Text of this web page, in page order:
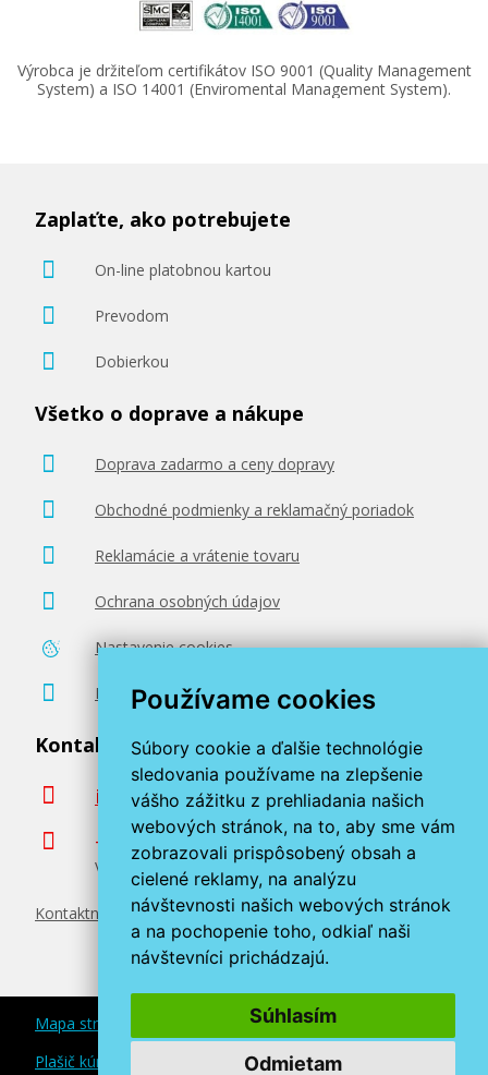
Používame cookies
Súbory cookie a ďalšie technológie
sledovania používame na zlepšenie
vášho zážitku z prehliadania našich
webových stránok, na to, aby sme vám
zobrazovali prispôsobený obsah a
cielené reklamy, na analýzu
návštevnosti našich webových stránok
a na pochopenie toho, odkiaľ naši
návštevníci prichádzajú.
Súhlasím
Odmietam
Výrobca je držiteľom certifikátov ISO 9001 (Quality Management
System) a ISO 14001 (Enviromental Management System).
Zaplaťte, ako potrebujete
On-line platobnou kartou
Prevodom
Dobierkou
Všetko o doprave a nákupe
Doprava zadarmo a ceny dopravy
Obchodné podmienky a reklamačný poriadok
Reklamácie a vrátenie tovaru
Ochrana osobných údajov
Nastavenie cookies
Poradenstvo zadarmo
Kontaktujte nás
info@miroluk.sk
+420 377 222 313
Volajte v pracovné dni od 8. do 17. hod.
Kontaktné údaje
Mapa stránok
Plašič kún a myší